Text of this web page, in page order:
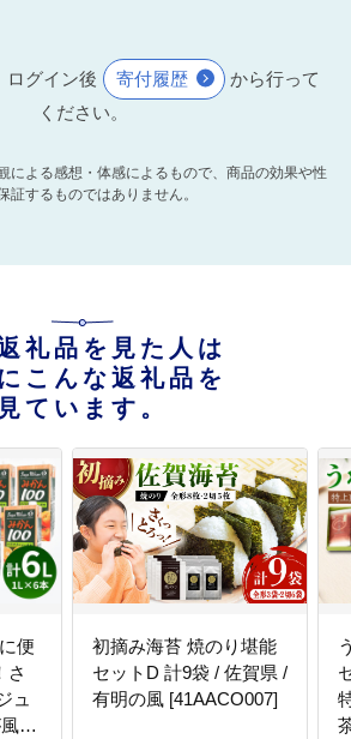
ログイン後 寄付履歴
から行って
ください。
による感想・体感によるもので、商品の効果や性
証するものではありません。
礼品を見た人は
こんな返礼品を
見ています。
便
さ
ュ
土
初摘み海苔 焼のり堪能
セットD 計9袋 / 佐賀県 /
有明の風 [41AACO007]